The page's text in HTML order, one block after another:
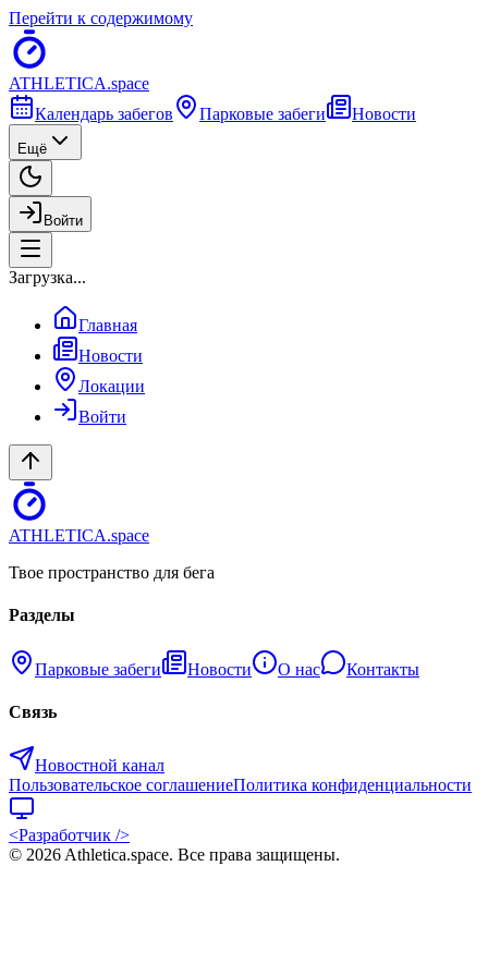
Перейти к содержимому
ATHLETICA.space
Календарь забегов
Парковые забеги Новости
Ещё
Войти
Загрузка...
Главная
Новости
Локации
Войти
ATHLETICA.space
Твое пространство для бега
Разделы
Парковые забеги Новости О нас Контакты
Связь
Новостной канал
Пользовательское соглашениеПолитика конфиденциальности
<Разработчик />
© 2026 Athletica.space. Все права защищены.